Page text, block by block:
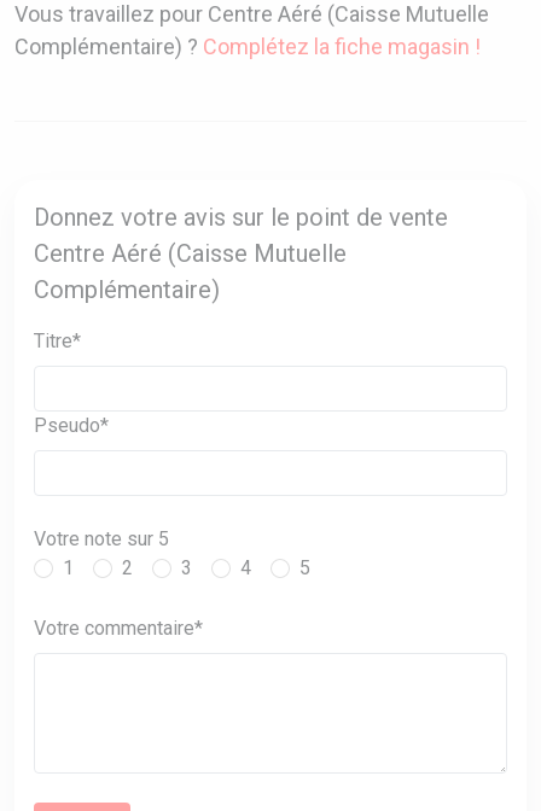
Vous travaillez pour Centre Aéré (Caisse Mutuelle
Complémentaire) ? Complétez la fiche magasin !
Donnez votre avis sur le point de vente
Centre Aéré (Caisse Mutuelle
Complémentaire)
Titre*
Pseudo*
Votre note sur 5
1
2 3 4 5
Votre commentaire*